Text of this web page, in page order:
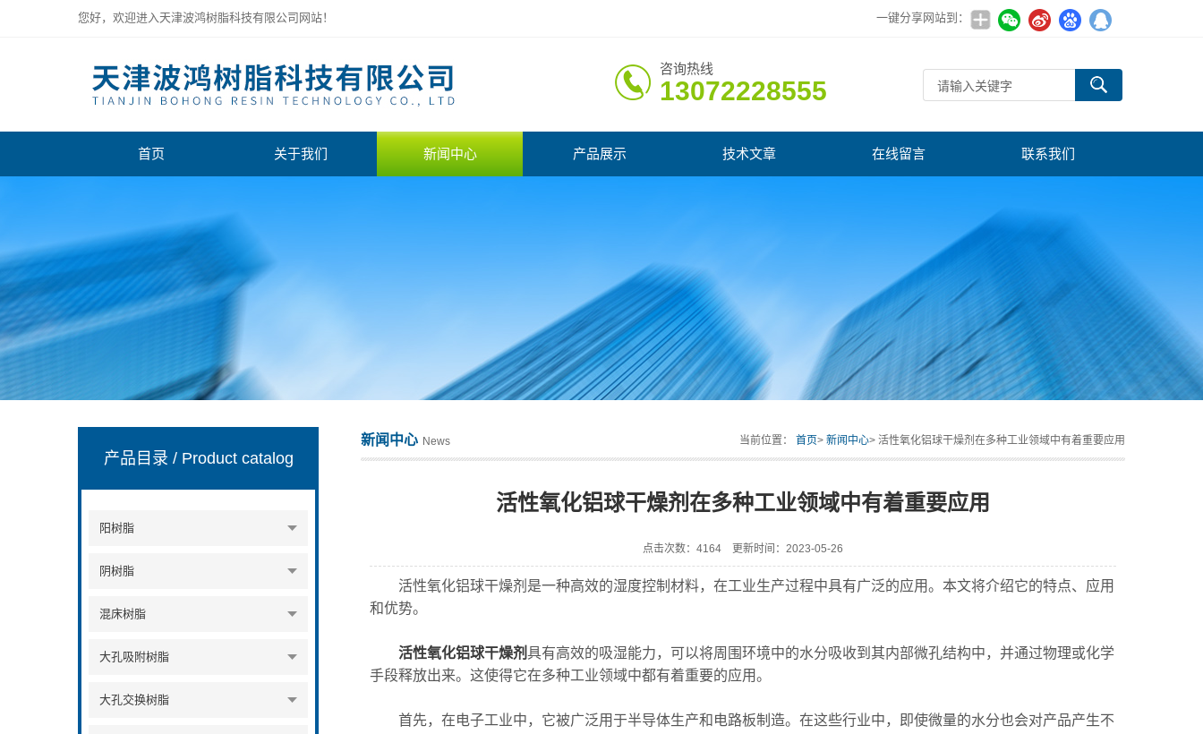
您好，欢迎进入天津波鸿树脂科技有限公司网站！ 一键分享网站到：
咨询热线
13072228555
首页 关于我们 新闻中心 产品展示 技术文章 在线留言 联系我们
产品目录 / Product catalog
阳树脂
阴树脂
混床树脂
大孔吸附树脂
大孔交换树脂
新闻中心 News 当前位置： 首页> 新闻中心> 活性氧化铝球干燥剂在多种工业领域中有着重要应用
活性氧化铝球干燥剂在多种工业领域中有着重要应用
点击次数：4164 更新时间：2023-05-26
活性氧化铝球干燥剂是一种高效的湿度控制材料，在工业生产过程中具有广泛的应用。本文将介绍它的特点、应用
和优势。
活性氧化铝球干燥剂具有高效的吸湿能力，可以将周围环境中的水分吸收到其内部微孔结构中，并通过物理或化学
手段释放出来。这使得它在多种工业领域中都有着重要的应用。
首先，在电子工业中，它被广泛用于半导体生产和电路板制造。在这些行业中，即使微量的水分也会对产品产生不